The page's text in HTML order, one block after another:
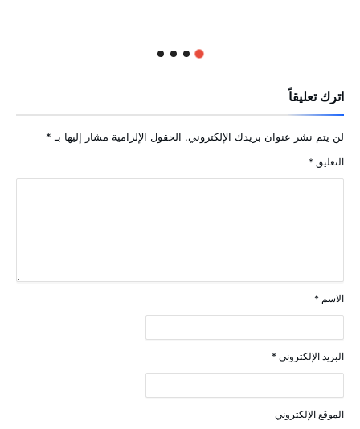
اترك تعليقاً
لن يتم نشر عنوان بريدك الإلكتروني. الحقول الإلزامية مشار إليها بـ *
التعليق *
الاسم *
البريد الإلكتروني *
الموقع الإلكتروني